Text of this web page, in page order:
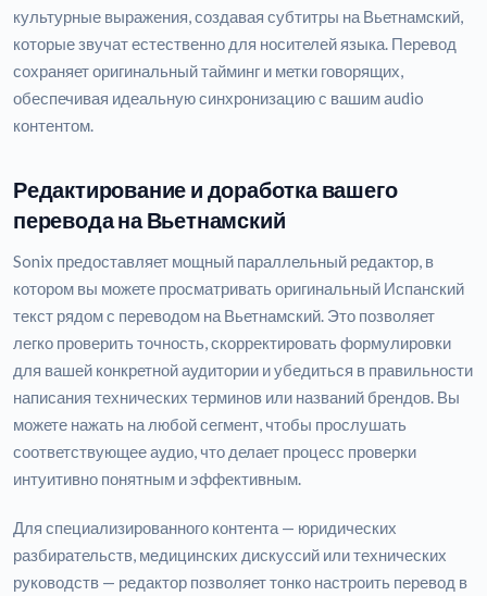
культурные выражения, создавая субтитры на Вьетнамский,
которые звучат естественно для носителей языка. Перевод
сохраняет оригинальный тайминг и метки говорящих,
обеспечивая идеальную синхронизацию с вашим audio
контентом.
Редактирование и доработка вашего
перевода на Вьетнамский
Sonix предоставляет мощный параллельный редактор, в
котором вы можете просматривать оригинальный Испанский
текст рядом с переводом на Вьетнамский. Это позволяет
легко проверить точность, скорректировать формулировки
для вашей конкретной аудитории и убедиться в правильности
написания технических терминов или названий брендов. Вы
можете нажать на любой сегмент, чтобы прослушать
соответствующее аудио, что делает процесс проверки
интуитивно понятным и эффективным.
Для специализированного контента — юридических
разбирательств, медицинских дискуссий или технических
руководств — редактор позволяет тонко настроить перевод в